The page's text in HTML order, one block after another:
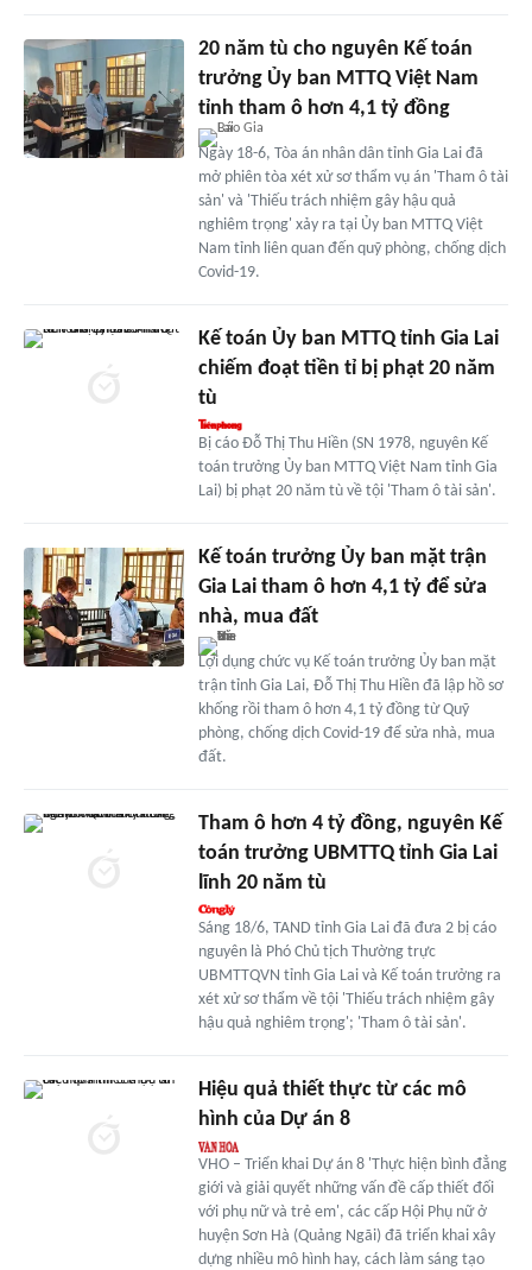
20 năm tù cho nguyên Kế toán
trưởng Ủy ban MTTQ Việt Nam
tỉnh tham ô hơn 4,1 tỷ đồng
Ngày 18-6, Tòa án nhân dân tỉnh Gia Lai đã
mở phiên tòa xét xử sơ thẩm vụ án 'Tham ô tài
sản' và 'Thiếu trách nhiệm gây hậu quả
nghiêm trọng' xảy ra tại Ủy ban MTTQ Việt
Nam tỉnh liên quan đến quỹ phòng, chống dịch
Covid-19.
Kế toán Ủy ban MTTQ tỉnh Gia Lai
chiếm đoạt tiền tỉ bị phạt 20 năm
tù
Bị cáo Đỗ Thị Thu Hiền (SN 1978, nguyên Kế
toán trưởng Ủy ban MTTQ Việt Nam tỉnh Gia
Lai) bị phạt 20 năm tù về tội 'Tham ô tài sản'.
Kế toán trưởng Ủy ban mặt trận
Gia Lai tham ô hơn 4,1 tỷ để sửa
nhà, mua đất
Lợi dụng chức vụ Kế toán trưởng Ủy ban mặt
trận tỉnh Gia Lai, Đỗ Thị Thu Hiền đã lập hồ sơ
khống rồi tham ô hơn 4,1 tỷ đồng từ Quỹ
phòng, chống dịch Covid-19 để sửa nhà, mua
đất.
Tham ô hơn 4 tỷ đồng, nguyên Kế
toán trưởng UBMTTQ tỉnh Gia Lai
lĩnh 20 năm tù
Sáng 18/6, TAND tỉnh Gia Lai đã đưa 2 bị cáo
nguyên là Phó Chủ tịch Thường trực
UBMTTQVN tỉnh Gia Lai và Kế toán trưởng ra
xét xử sơ thẩm về tội 'Thiếu trách nhiệm gây
hậu quả nghiêm trọng'; 'Tham ô tài sản'.
Hiệu quả thiết thực từ các mô
hình của Dự án 8
VHO – Triển khai Dự án 8 'Thực hiện bình đẳng
giới và giải quyết những vấn đề cấp thiết đối
với phụ nữ và trẻ em', các cấp Hội Phụ nữ ở
huyện Sơn Hà (Quảng Ngãi) đã triển khai xây
dựng nhiều mô hình hay, cách làm sáng tạo